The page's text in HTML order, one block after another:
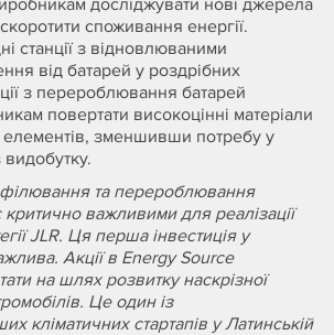
досліджувати нові джерела
споживання енергії.
станції з відновлюваними
від батарей у роздрібних
з перероблювання батарей
повертати високоцінні матеріали
елементів, зменшивши потребу у
видобутку.
та перероблювання
критично важливими для реалізації
JLR. Ця перша інвестиція у
Акції в Energy Source
на шлях розвитку наскрізної
Це один із
кліматичних стартапів у Латинській